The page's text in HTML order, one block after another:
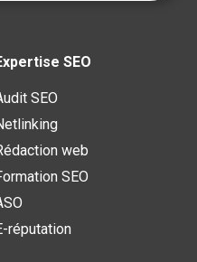
SEO
SEO
web
SEO
réputation